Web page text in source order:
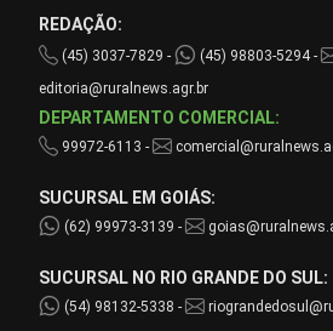
REDAÇÃO:
(45) 3037-7829 -
(45) 98803-5294 -
editoria@ruralnews.agr.br
DEPARTAMENTO COMERCIAL:
99972-6113 -
SUCURSAL EM GOIÁS:
(62) 99973-3139 -
SUCURSAL NO RIO GRANDE DO SUL:
(54) 98132-5338 -